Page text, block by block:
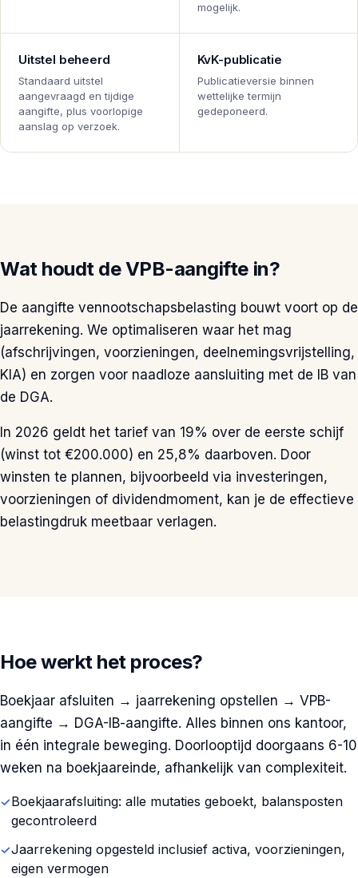
mogelijk.
Uitstel beheerd
Standaard uitstel
aangevraagd en tijdige
aangifte, plus voorlopige
aanslag op verzoek.
KvK-publicatie
Publicatieversie binnen
wettelijke termijn
gedeponeerd.
Wat houdt de VPB-aangifte in?
De aangifte vennootschapsbelasting bouwt voort op de
jaarrekening. We optimaliseren waar het mag
(afschrijvingen, voorzieningen, deelnemingsvrijstelling,
KIA) en zorgen voor naadloze aansluiting met de IB van
de DGA.
In 2026 geldt het tarief van 19% over de eerste schijf
(winst tot €200.000) en 25,8% daarboven. Door
winsten te plannen, bijvoorbeeld via investeringen,
voorzieningen of dividendmoment, kan je de effectieve
belastingdruk meetbaar verlagen.
Hoe werkt het proces?
Boekjaar afsluiten → jaarrekening opstellen → VPB-
aangifte → DGA-IB-aangifte. Alles binnen ons kantoor,
in één integrale beweging. Doorlooptijd doorgaans 6-10
weken na boekjaareinde, afhankelijk van complexiteit.
Boekjaarafsluiting: alle mutaties geboekt, balansposten
gecontroleerd
Jaarrekening opgesteld inclusief activa, voorzieningen,
eigen vermogen